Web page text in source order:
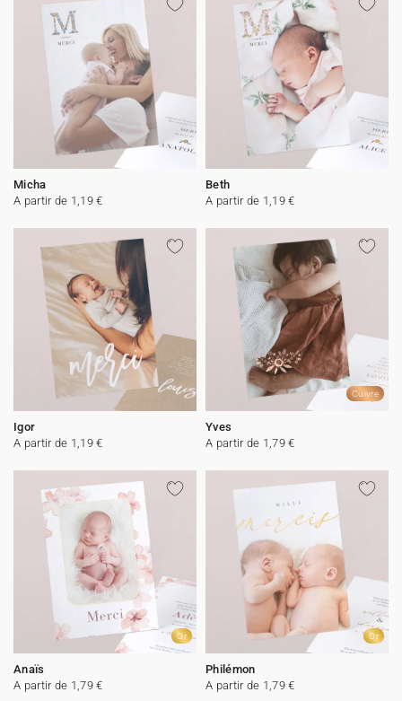
Micha
A partir de 1,19 €
Beth
A partir de 1,19 €
Igor
A partir de 1,19 €
Cuivre
Yves
A partir de 1,79 €
Or
Anaïs
A partir de 1,79 €
Or
Philémon
A partir de 1,79 €